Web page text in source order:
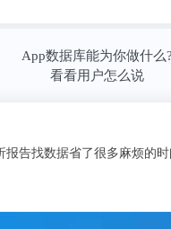
是广告上线，都
入8.4亿，同比
的贡献率为
App数据库能为你做什么?
看看用户怎么说
舍就可以看文献写论文啦，